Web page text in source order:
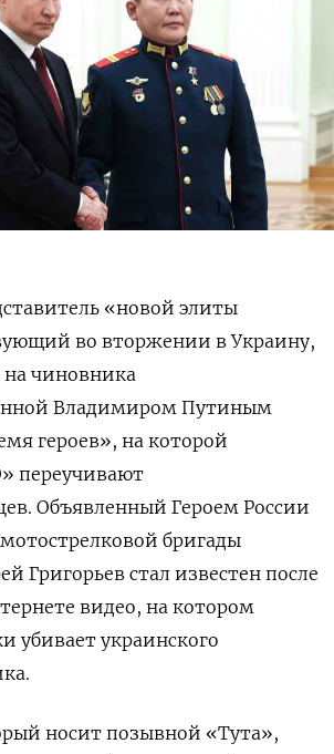
«новой элиты
во вторжении в Украину,
на чиновника
Владимиром Путиным
героев», на которой
переучивают
Объявленный Героем России
бригады
Григорьев стал известен после
видео, на котором
убивает украинского
носит позывной «Тута»,